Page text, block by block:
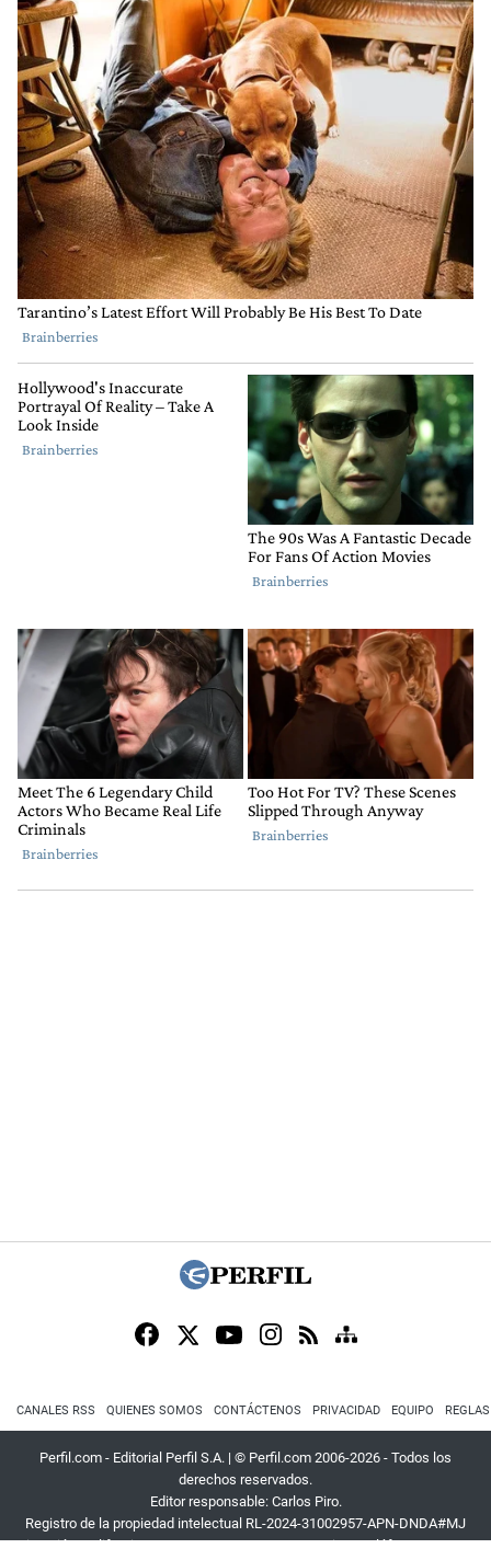
CANALES RSS QUIENES SOMOS CONTÁCTENOS PRIVACIDAD EQUIPO
Perfil.com - Editorial Perfil S.A. | © Perfil.com 2006-2026 - Todos los
derechos reservados.
Editor responsable: Carlos Piro.
Registro de la propiedad intelectual RL-2024-31002957-APN-DNDA#MJ
Dirección:California 2715,C1289ABI,CABA, Argentina| Teléfono:+54 9 11